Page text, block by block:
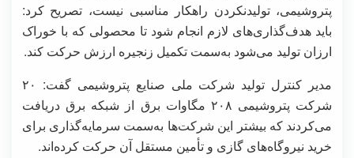
پتروشیمی، تولیدنکردن راهکار مناسبی نیست، تصریح کرد:
باید هدف‌گذاری‌های لازم انجام شود تا محصولی که با خوراک
ارزان تولید می‌شود به‌سمت تکمیل زنجیره ارزش حرکت کند.
مدیر کنترل تولید شرکت ملی صنایع پتروشیمی گفت: ۲۰
شرکت پتروشیمی ۲۰۸ مگاوات برق از شبکه برق دریافت
می‌کردند که بیشتر این شرکت‌ها به‌سمت سرمایه‌گذاری برای
خرید نیروگاه‌های گازی و تأمین مستقل آن حرکت کرده‌اند.